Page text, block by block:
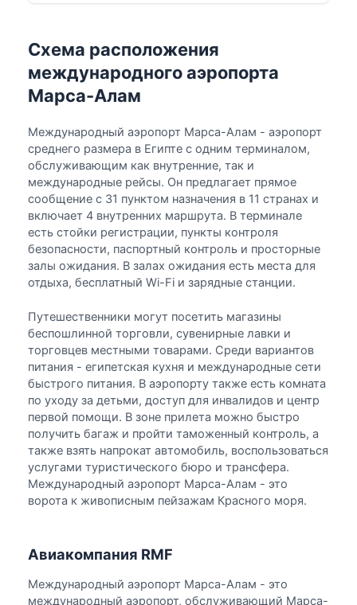
Схема расположения
международного аэропорта
Марса-Алам
Международный аэропорт Марса-Алам - аэропорт
среднего размера в Египте с одним терминалом,
обслуживающим как внутренние, так и
международные рейсы. Он предлагает прямое
сообщение с 31 пунктом назначения в 11 странах и
включает 4 внутренних маршрута. В терминале
есть стойки регистрации, пункты контроля
безопасности, паспортный контроль и просторные
залы ожидания. В залах ожидания есть места для
отдыха, бесплатный Wi-Fi и зарядные станции.
Путешественники могут посетить магазины
беспошлинной торговли, сувенирные лавки и
торговцев местными товарами. Среди вариантов
питания - египетская кухня и международные сети
быстрого питания. В аэропорту также есть комната
по уходу за детьми, доступ для инвалидов и центр
первой помощи. В зоне прилета можно быстро
получить багаж и пройти таможенный контроль, а
также взять напрокат автомобиль, воспользоваться
услугами туристического бюро и трансфера.
Международный аэропорт Марса-Алам - это
ворота к живописным пейзажам Красного моря.
Авиакомпания RMF
Международный аэропорт Марса-Алам - это
международный аэропорт, обслуживающий Марса-